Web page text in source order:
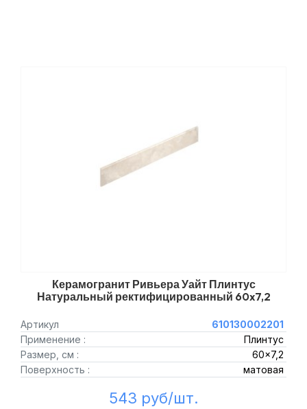
Керамогранит Ривьера Уайт Плинтус
Натуральный ректифицированный 60x7,2
Артикул
610130002201
Применение :
Плинтус
Размер, см :
60x7,2
Поверхность :
матовая
543 руб/шт.